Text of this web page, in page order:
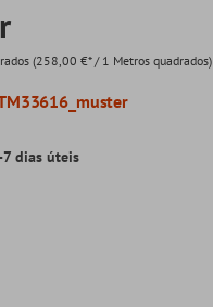
(258,00 €* / 1 Metros quadrados)
dias úteis